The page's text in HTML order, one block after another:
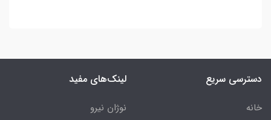
دسترسی سریع
خانه
لینک‌های مفید
نوژان نیرو